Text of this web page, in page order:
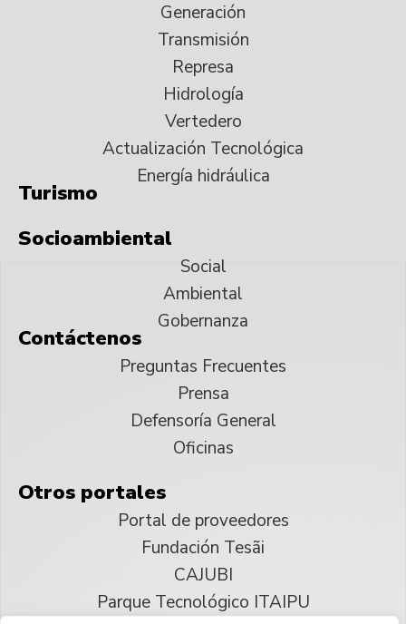
Generación
Transmisión
Represa
Hidrología
Vertedero
Actualización Tecnológica
Energía hidráulica
Turismo
Socioambiental
Social
Ambiental
Gobernanza
Contáctenos
Preguntas Frecuentes
Prensa
Defensoría General
Oficinas
Otros portales
Portal de proveedores
Fundación Tesãi
CAJUBI
Parque Tecnológico ITAIPU